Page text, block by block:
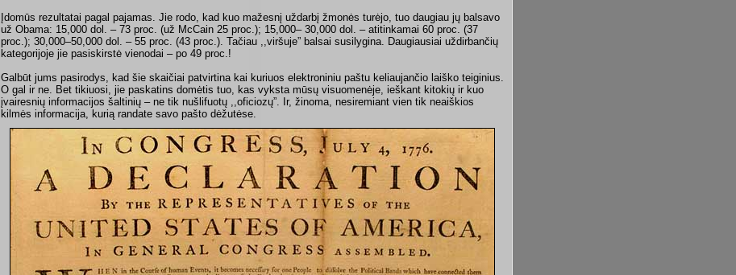
Įdomūs rezultatai pagal pajamas. Jie rodo, kad kuo mažesnį uždarbį žmonės turėjo, tuo daugiau jų balsavo
už Obama: 15,000 dol. – 73 proc. (už McCain 25 proc.); 15,000– 30,000 dol. – atitinkamai 60 proc. (37
proc.); 30,000–50,000 dol. – 55 proc. (43 proc.). Tačiau ,,viršuje” balsai susilygina. Daugiausiai uždirbančių
kategorijoje jie pasiskirstė vienodai – po 49 proc.!
Galbūt jums pasirodys, kad šie skaičiai patvirtina kai kuriuos elektroniniu paštu keliaujančio laiško teiginius.
O gal ir ne. Bet tikiuosi, jie paskatins domėtis tuo, kas vyksta mūsų visuomenėje, ieškant kitokių ir kuo
įvairesnių informacijos šaltinių – ne tik nušlifuotų ,,oficiozų”. Ir, žinoma, nesiremiant vien tik neaiškios
kilmės informacija, kurią randate savo pašto dėžutėse.